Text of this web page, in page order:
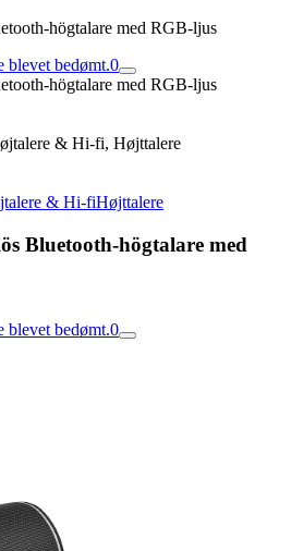
högtalare med RGB-ljus
blevet bedømt.0
högtalare med RGB-ljus
& Hi-fi, Højttalere
& Hi-fiHøjttalere
Bluetooth-högtalare med
blevet bedømt.0